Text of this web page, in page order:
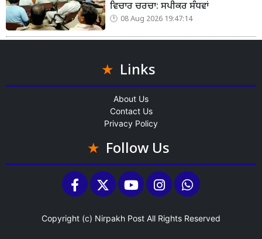
ਵਿਚਾਰ ਚਰਚਾ: ਸਪੀਕਰ ਸੰਧਵਾਂ
08 Aug 2026 19:47:14
Links
About Us
Contact Us
Privacy Policy
Follow Us
Copyright (c) Nirpakh Post All Rights Reserved